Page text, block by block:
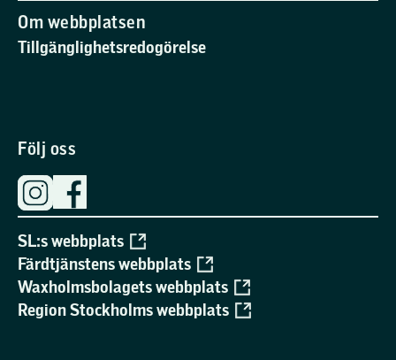
Om webbplatsen
Tillgänglighetsredogörelse
Följ oss
SL:s webbplats
Färdtjänstens webbplats
Waxholmsbolagets webbplats
Region Stockholms webbplats